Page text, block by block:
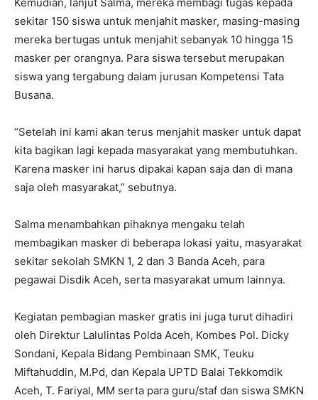
sekitar 150 siswa untuk menjahit masker, masing-masing
mereka bertugas untuk menjahit sebanyak 10 hingga 15
masker per orangnya. Para siswa tersebut merupakan
siswa yang tergabung dalam jurusan Kompetensi Tata
Busana.
“Setelah ini kami akan terus menjahit masker untuk dapat
kita bagikan lagi kepada masyarakat yang membutuhkan.
Karena masker ini harus dipakai kapan saja dan di mana
saja oleh masyarakat,” sebutnya.
Salma menambahkan pihaknya mengaku telah
membagikan masker di beberapa lokasi yaitu, masyarakat
sekitar sekolah SMKN 1, 2 dan 3 Banda Aceh, para
pegawai Disdik Aceh, serta masyarakat umum lainnya.
Kegiatan pembagian masker gratis ini juga turut dihadiri
oleh Direktur Lalulintas Polda Aceh, Kombes Pol. Dicky
Sondani, Kepala Bidang Pembinaan SMK, Teuku
Miftahuddin, M.Pd, dan Kepala UPTD Balai Tekkomdik
Aceh, T. Fariyal, MM serta para guru/staf dan siswa SMKN